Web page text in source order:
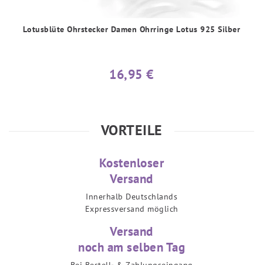
Lotusblüte Ohrstecker Damen Ohrringe Lotus 925 Silber
16,95 €
VORTEILE
Kostenloser
Versand
Innerhalb Deutschlands
Expressversand möglich
Versand
noch am selben Tag